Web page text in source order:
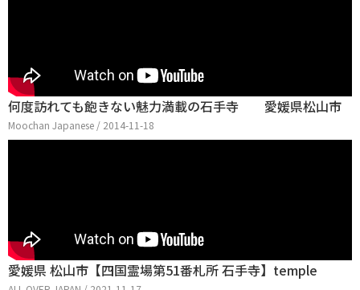
何度訪れても飽きない魅力満載の石手寺 愛媛県松山市
Moochan Japanese / 2014-11-18
愛媛県 松山市【四国霊場第51番札所 石手寺】temple